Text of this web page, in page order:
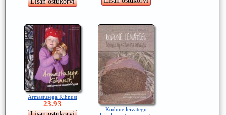
Armastusega Kihnust
23.93
Kodune leivategu